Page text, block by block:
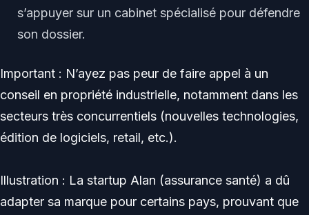
s’appuyer sur un cabinet spécialisé pour défendre
son dossier.
Important : N’ayez pas peur de faire appel à un
conseil en propriété industrielle, notamment dans les
secteurs très concurrentiels (nouvelles technologies,
édition de logiciels, retail, etc.).
Illustration : La startup Alan (assurance santé) a dû
adapter sa marque pour certains pays, prouvant que